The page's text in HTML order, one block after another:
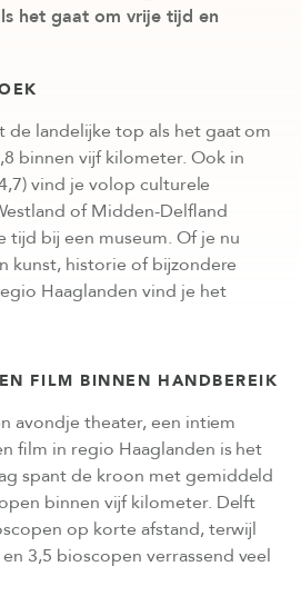
het gaat om vrije tijd en
landelijke top als het gaat om
binnen vijf kilometer. Ook in
vind je volop culturele
of Midden-Delfland
bij een museum. Of je nu
kunst, historie of bijzondere
Haaglanden vind je het
FILM BINNEN HANDBEREIK
avondje theater, een intiem
film in regio Haaglanden is het
spant de kroon met gemiddeld
binnen vijf kilometer. Delft
op korte afstand, terwijl
3,5 bioscopen verrassend veel